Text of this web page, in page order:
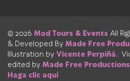
© 2026 Mad Tours & Events All
& Developed By Made Free
Illustration by Vicente Perpiñá.
edited by Made Free Productions
Haga clic aquí